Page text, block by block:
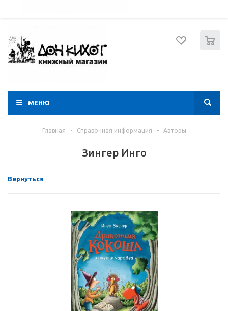
МЕНЮ
Главная - Справочная информация - Авторы
Зингер Инго
Вернуться